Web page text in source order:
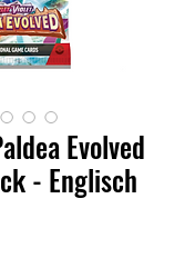
Evolved
- Englisch